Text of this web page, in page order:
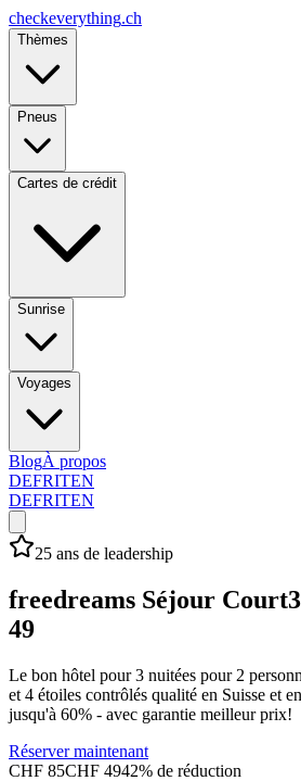
checkeverything.ch
Thèmes
Pneus
Cartes de crédit
Sunrise
Voyages
BlogÀ propos
DEFRITEN
DEFRITEN
25 ans de leadership
freedreams Séjour Court
49
Le bon hôtel pour 3 nuitées pour 2
et 4 étoiles contrôlés qualité en Suisse et
jusqu'à 60% - avec garantie meilleur prix!
Réserver maintenant
CHF 85CHF 4942% de réduction